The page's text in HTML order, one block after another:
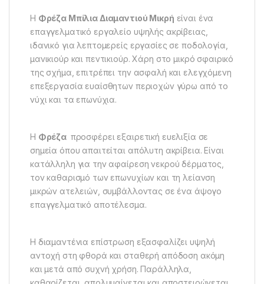
Η Φρέζα Μπίλια Διαμαντιού Μικρή είναι ένα
επαγγελματικό εργαλείο υψηλής ακρίβειας,
ιδανικό για λεπτομερείς εργασίες σε ποδολογία,
μανικιούρ και πεντικιούρ. Χάρη στο μικρό σφαιρικό
της σχήμα, επιτρέπει την ασφαλή και ελεγχόμενη
επεξεργασία ευαίσθητων περιοχών γύρω από το
νύχι και τα επωνύχια.
Η Φρέζα προσφέρει εξαιρετική ευελιξία σε
σημεία όπου απαιτείται απόλυτη ακρίβεια. Είναι
κατάλληλη για την αφαίρεση νεκρού δέρματος,
τον καθαρισμό των επωνυχίων και τη λείανση
μικρών ατελειών, συμβάλλοντας σε ένα άψογο
επαγγελματικό αποτέλεσμα.
Η διαμαντένια επίστρωση εξασφαλίζει υψηλή
αντοχή στη φθορά και σταθερή απόδοση ακόμη
και μετά από συχνή χρήση. Παράλληλα,